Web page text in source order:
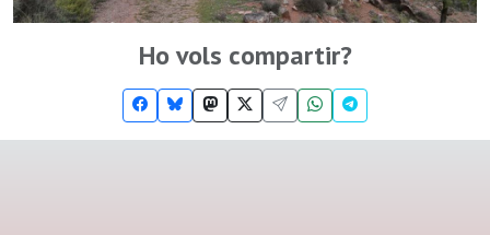
Ho vols compartir?